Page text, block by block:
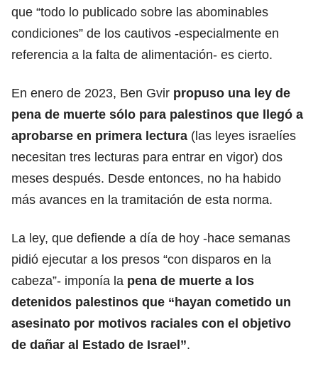
que “todo lo publicado sobre las abominables
condiciones” de los cautivos -especialmente en
referencia a la falta de alimentación- es cierto.
En enero de 2023, Ben Gvir propuso una ley de
pena de muerte sólo para palestinos que llegó a
aprobarse en primera lectura (las leyes israelíes
necesitan tres lecturas para entrar en vigor) dos
meses después. Desde entonces, no ha habido
más avances en la tramitación de esta norma.
La ley, que defiende a día de hoy -hace semanas
pidió ejecutar a los presos “con disparos en la
cabeza”- imponía la pena de muerte a los
detenidos palestinos que “hayan cometido un
asesinato por motivos raciales con el objetivo
de dañar al Estado de Israel”.